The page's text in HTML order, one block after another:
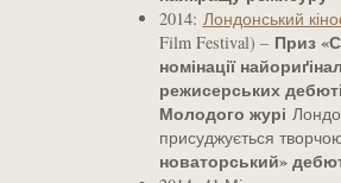
2014: Лондонський
Film Festival) – Приз
номінації
режисерських
Молодого журі
присуджується
новаторський»